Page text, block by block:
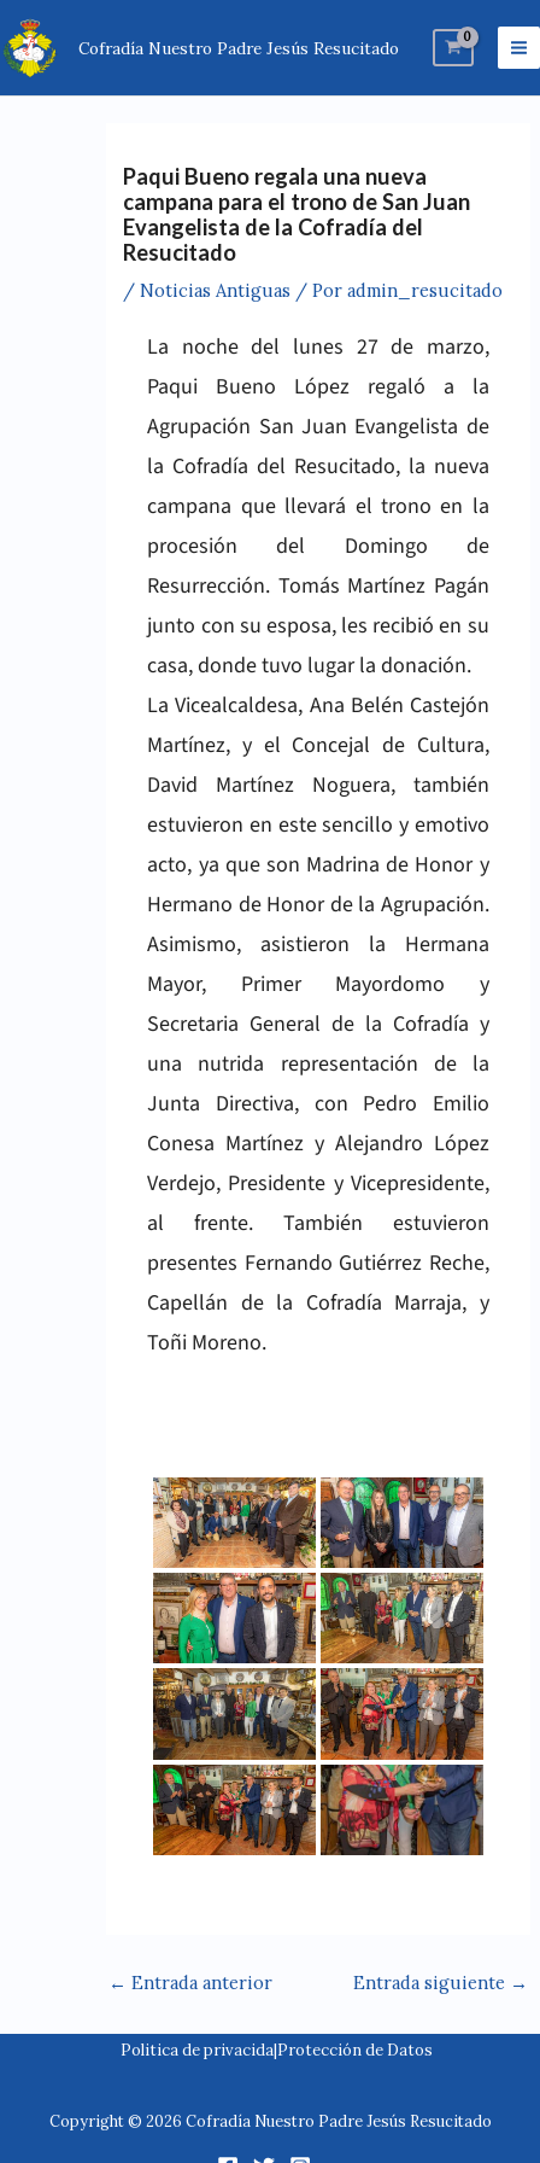
al
contenido
Cofradía Nuestro Padre Jesús Resucitado
Paqui Bueno regala una nueva
campana para el trono de San Juan
Evangelista de la Cofradía del
Resucitado
/Noticias Antiguas / Poradmin_resucitado
La noche del lunes 27 de marzo,
Paqui Bueno López regaló a la
Agrupación San Juan Evangelista de
la Cofradía del Resucitado, la nueva
campana que llevará el trono en la
procesión del Domingo de
Resurrección. Tomás Martínez Pagán
junto con su esposa, les recibió en su
casa, donde tuvo lugar la donación.
La Vicealcaldesa, Ana Belén Castejón
Martínez, y el Concejal de Cultura,
David Martínez Noguera, también
estuvieron en este sencillo y emotivo
acto, ya que son Madrina de Honor y
Hermano de Honor de la Agrupación.
Asimismo, asistieron la Hermana
Mayor, Primer Mayordomo y
Secretaria General de la Cofradía y
una nutrida representación de la
Junta Directiva, con Pedro Emilio
Conesa Martínez y Alejandro López
Verdejo, Presidente y Vicepresidente,
al frente. También estuvieron
presentes Fernando Gutiérrez Reche,
Capellán de la Cofradía Marraja, y
Toñi Moreno.
← Entrada anterior Entrada siguiente →
Politica de privacida|Protección de Datos
Copyright © 2026 Cofradía Nuestro Padre Jesús Resucitado